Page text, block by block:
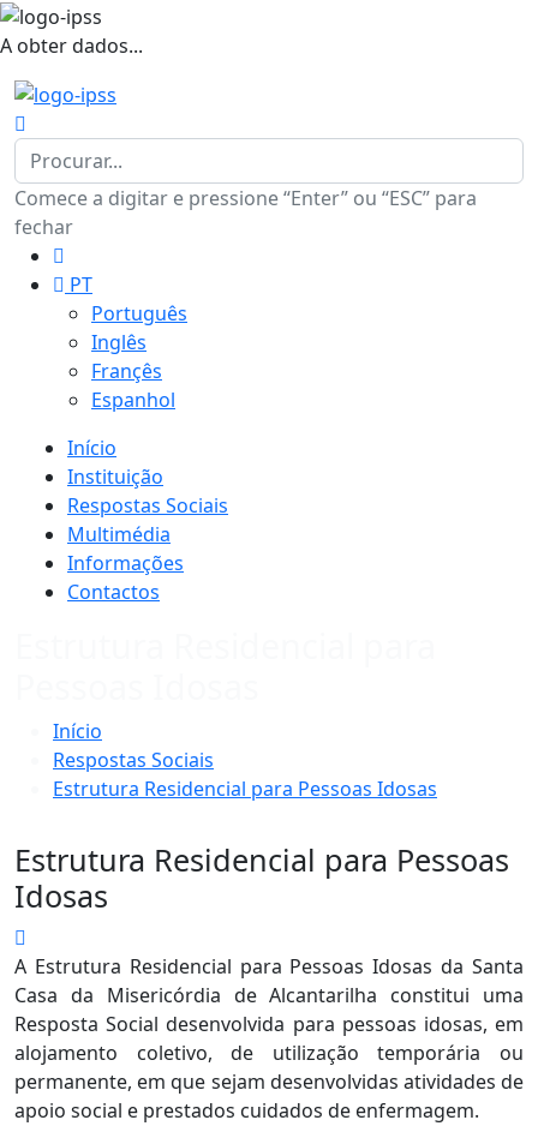
A obter dados...
Comece a digitar e pressione “Enter” ou “ESC” para
fechar
PT
Português
Inglês
Françês
Espanhol
Início
Instituição
Respostas Sociais
Multimédia
Informações
Contactos
Início
Respostas Sociais
Estrutura Residencial para Pessoas Idosas
Estrutura Residencial para Pessoas
Idosas
A Estrutura Residencial para Pessoas Idosas da Santa
Casa da Misericórdia de Alcantarilha constitui uma
Resposta Social desenvolvida para pessoas idosas, em
alojamento coletivo, de utilização temporária ou
permanente, em que sejam desenvolvidas atividades de
apoio social e prestados cuidados de enfermagem.